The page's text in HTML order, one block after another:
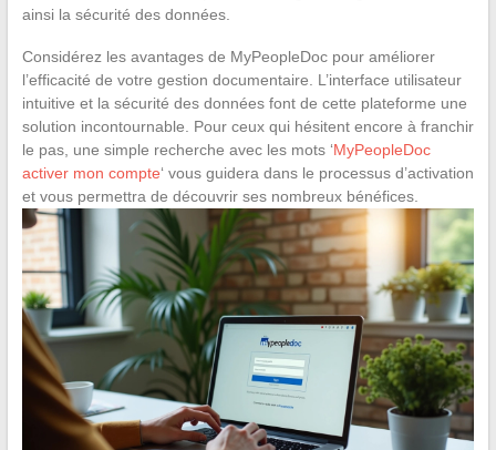
ainsi la sécurité des données.
Considérez les avantages de MyPeopleDoc pour améliorer
l’efficacité de votre gestion documentaire. L’interface utilisateur
intuitive et la sécurité des données font de cette plateforme une
solution incontournable. Pour ceux qui hésitent encore à franchir
le pas, une simple recherche avec les mots ‘MyPeopleDoc
activer mon compte‘ vous guidera dans le processus d’activation
et vous permettra de découvrir ses nombreux bénéfices.